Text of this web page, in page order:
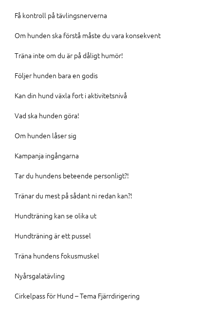
Få kontroll på tävlingsnerverna
Om hunden ska förstå måste du vara konsekvent
Träna inte om du är på dåligt humör!
Följer hunden bara en godis
Kan din hund växla fort i aktivitetsnivå
Vad ska hunden göra!
Om hunden låser sig
Kampanja ingångarna
Tar du hundens beteende personligt?!
Tränar du mest på sådant ni redan kan?!
Hundträning kan se olika ut
Hundträning är ett pussel
Träna hundens fokusmuskel
Nyårsgalatävling
Cirkelpass för Hund – Tema Fjärrdirigering